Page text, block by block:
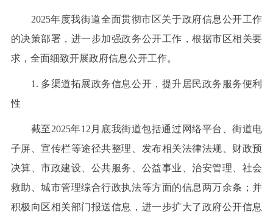
2025年度我街道全面贯彻市区关于政府信息公开工作
的决策部署，进一步加强政务公开工作，根据市区相关要
求，全面细致开展政府信息公开工作。
1. 多渠道拓展政务信息公开，提升居民政务服务便利
性
截至2025年12月底我街道包括通过网络平台、街道电
子屏、宣传栏等途径共整理、发布相关法律法规、财政预
决算、市政建设、公共服务、公益事业、治安管理、社会
救助、城市管理综合行政执法等方面的信息两万余条；并
积极向区相关部门报送信息，进一步扩大了政府公开信息